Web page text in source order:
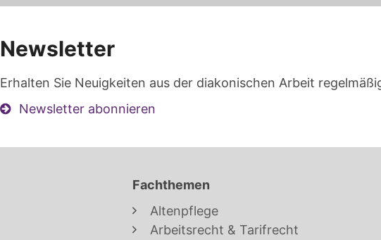
Newsletter
Erhalten Sie Neuigkeiten aus der diakonischen Arbeit
Newsletter abonnieren
Fachthemen
Altenpflege
Arbeitsrecht & Tarifrecht